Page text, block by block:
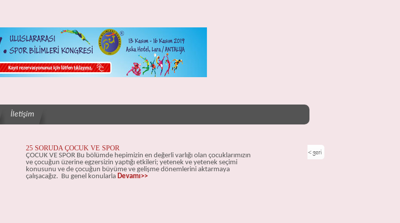
İletişim
25 SORUDA ÇOCUK VE SPOR
ÇOCUK VE SPOR Bu bölümde hepimizin en değerli varlığı olan çocuklarımızın
ve çocuğun üzerine egzersizin yaptığı etkileri; yetenek ve yetenek seçimi
konusunu ve de çocuğun büyüme ve gelişme dönemlerini aktarmaya
çalışacağız. Bu genel konularla Devamı>>